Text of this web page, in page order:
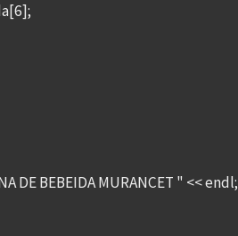
DE BEBEIDA MURANCET " << endl;